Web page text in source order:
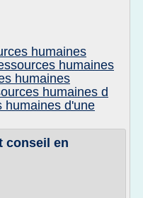
humaines
humaines
humaines
humaines d
humaines d'une
conseil en